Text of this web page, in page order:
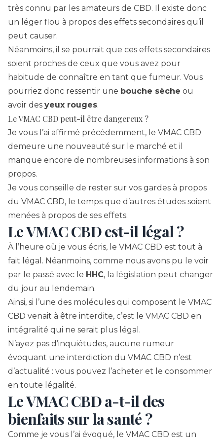
très connu par les amateurs de CBD. Il existe donc
un léger flou à propos des effets secondaires qu’il
peut causer.
Néanmoins, il se pourrait que ces effets secondaires
soient proches de ceux que vous avez pour
habitude de connaître en tant que fumeur. Vous
pourriez donc ressentir une bouche sèche ou
avoir des yeux rouges.
Le VMAC CBD peut-il être dangereux ?
Je vous l’ai affirmé précédemment, le VMAC CBD
demeure une nouveauté sur le marché et il
manque encore de nombreuses informations à son
propos.
Je vous conseille de rester sur vos gardes à propos
du VMAC CBD, le temps que d’autres études soient
menées à propos de ses effets.
Le VMAC CBD est-il légal ?
À l’heure où je vous écris, le VMAC CBD est tout à
fait légal. Néanmoins, comme nous avons pu le voir
par le passé avec le HHC, la législation peut changer
du jour au lendemain.
Ainsi, si l’une des molécules qui composent le VMAC
CBD venait à être interdite, c’est le VMAC CBD en
intégralité qui ne serait plus légal.
N’ayez pas d’inquiétudes, aucune rumeur
évoquant une interdiction du VMAC CBD n’est
d’actualité : vous pouvez l’acheter et le consommer
en toute légalité.
Le VMAC CBD a-t-il des
bienfaits sur la santé ?
Comme je vous l’ai évoqué, le VMAC CBD est un